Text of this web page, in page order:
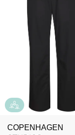
COPENHAGEN